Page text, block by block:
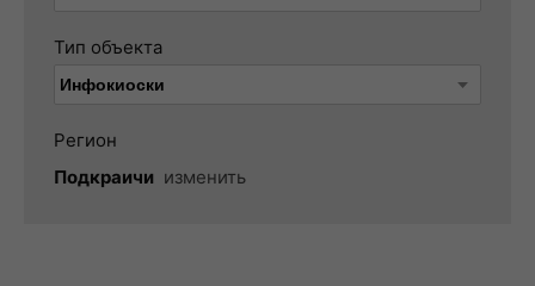
Тип объекта
Регион
Подкраичи изменить